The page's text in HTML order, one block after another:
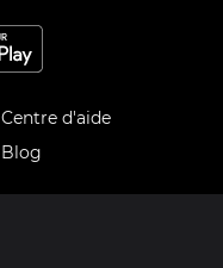
Centre d'aide
Blog